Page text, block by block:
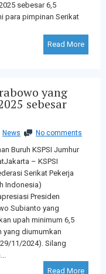
sebesar 6,5
para pimpinan Serikat
Read More
yang
sebesar
News No comments
Buruh KSPSI Jumhur
– KSPSI
Serikat Pekerja
Indonesia)
Presiden
Subianto yang
upah minimum 6,5
yang diumumkan
11/2024). Silang
Read More